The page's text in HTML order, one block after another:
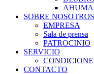
SOBRE NOSOTROS
EMPRESA
Sala de prensa
PATROCINIO
SERVICIO
CONTACTO